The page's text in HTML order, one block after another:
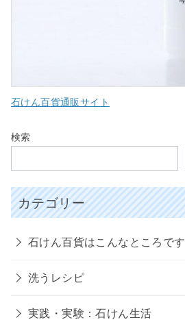
石けん百貨通販サイト
検索
カテゴリー
石けん百貨はこんなところです
洗うレシピ
実践・実験：石けん生活